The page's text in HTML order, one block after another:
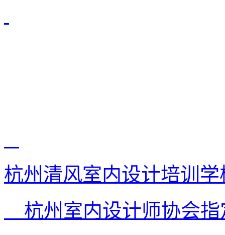
杭州清风室内设计培训学
杭州室内设计师协会